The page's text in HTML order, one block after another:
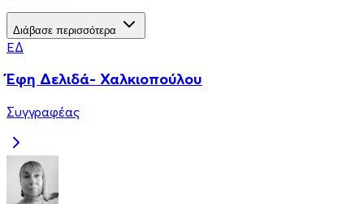
Διάβασε περισσότερα
ΈΔ
Έφη Δελιδά- Χαλκιοπούλου
Συγγραφέας